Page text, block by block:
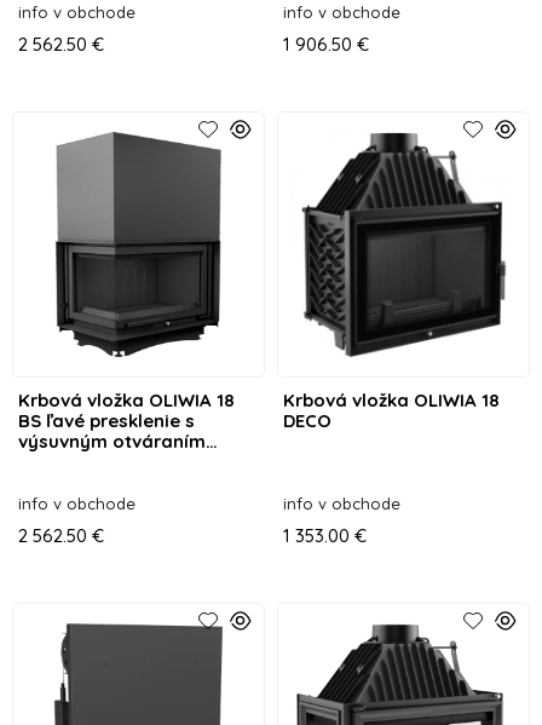
info v obchode
2 562.50 €
info v obchode
1 906.50 €
Krbová vložka OLIWIA 18
BS ľavé presklenie s
výsuvným otváraním
info v obchode
2 562.50 €
Krbová vložka OLIWIA 18
DECO
info v obchode
1 353.00 €